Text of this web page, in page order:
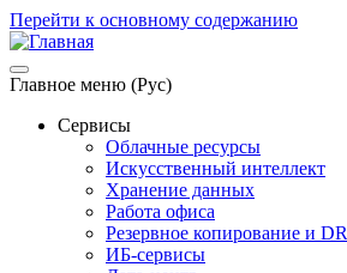
Перейти к основному содержанию
Главное меню (Рус)
Сервисы
Облачные ресурсы
Искусственный интеллект
Хранение данных
Работа офиса
Резервное копирование и DR
ИБ-сервисы